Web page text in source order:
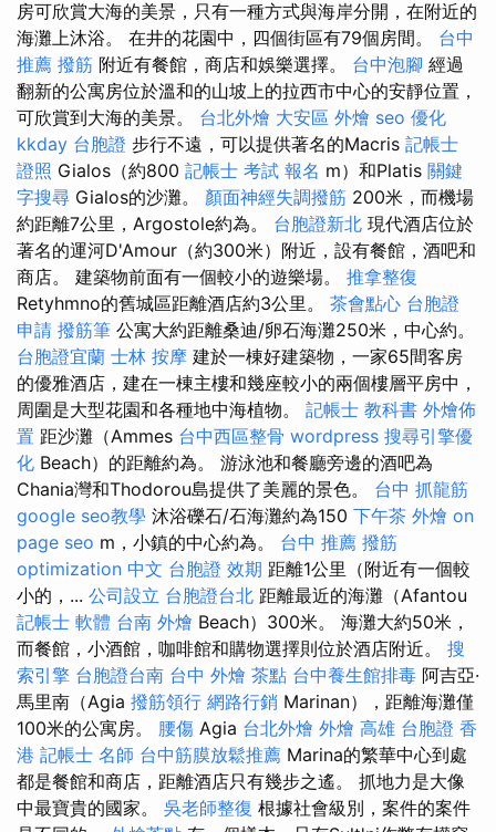
房可欣賞大海的美景，只有一種方式與海岸分開，在附近的
海灘上沐浴。 在井的花園中，四個街區有79個房間。 台中
推薦 撥筋 附近有餐館，商店和娛樂選擇。 台中泡腳 經過
翻新的公寓房位於溫和的山坡上的拉西市中心的安靜位置，
可欣賞到大海的美景。 台北外燴 大安區 外燴 seo 優化
kkday 台胞證 步行不遠，可以提供著名的Macris 記帳士
證照 Gialos（約800 記帳士 考試 報名 m）和Platis 關鍵
字搜尋 Gialos的沙灘。 顏面神經失調撥筋 200米，而機場
約距離7公里，Argostole約為。 台胞證新北 現代酒店位於
著名的運河D'Amour（約300米）附近，設有餐館，酒吧和
商店。 建築物前面有一個較小的遊樂場。 推拿整復
Retyhmno的舊城區距離酒店約3公里。 茶會點心 台胞證
申請 撥筋筆 公寓大約距離桑迪/卵石海灘250米，中心約。
台胞證宜蘭 士林 按摩 建於一棟好建築物，一家65間客房
的優雅酒店，建在一棟主樓和幾座較小的兩個樓層平房中，
周圍是大型花園和各種地中海植物。 記帳士 教科書 外燴佈
置 距沙灘（Ammes 台中西區整骨 wordpress 搜尋引擎優
化 Beach）的距離約為。 游泳池和餐廳旁邊的酒吧為
Chania灣和Thodorou島提供了美麗的景色。 台中 抓龍筋
google seo教學 沐浴礫石/石海灘約為150 下午茶 外燴 on
page seo m，小鎮的中心約為。 台中 推薦 撥筋
optimization 中文 台胞證 效期 距離1公里（附近有一個較
小的，... 公司設立 台胞證台北 距離最近的海灘（Afantou
記帳士 軟體 台南 外燴 Beach）300米。 海灘大約50米，
而餐館，小酒館，咖啡館和購物選擇則位於酒店附近。 搜
索引擎 台胞證台南 台中 外燴 茶點 台中養生館排毒 阿吉亞·
馬里南（Agia 撥筋領行 網路行銷 Marinan），距離海灘僅
100米的公寓房。 腰傷 Agia 台北外燴 外燴 高雄 台胞證 香
港 記帳士 名師 台中筋膜放鬆推薦 Marina的繁華中心到處
都是餐館和商店，距離酒店只有幾步之遙。 抓地力是大像
中最寶貴的國家。 吳老師整復 根據社會級別，案件的案件